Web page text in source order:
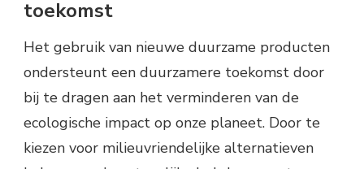
toekomst
Het gebruik van nieuwe duurzame producten
ondersteunt een duurzamere toekomst door
bij te dragen aan het verminderen van de
ecologische impact op onze planeet. Door te
kiezen voor milieuvriendelijke alternatieven